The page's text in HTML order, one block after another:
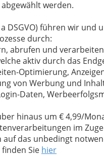
werden.
DSGVO) führen wir und
durch:
abrufen und
aktiv durch das
Optimierung,
von Werbung und
Daten,
hinaus um € 4,99/
im
das unbedingt
Sie hier
dieser Stelle zur
dem Absenden